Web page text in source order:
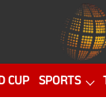
CUP SPORTS